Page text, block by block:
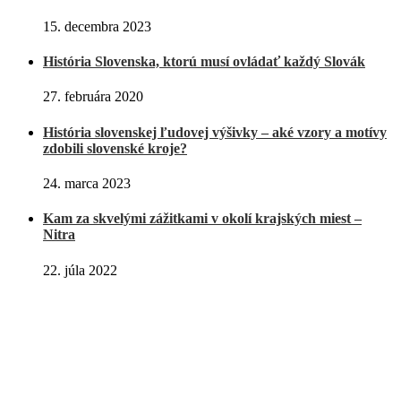
15. decembra 2023
História Slovenska, ktorú musí ovládať každý Slovák
27. februára 2020
História slovenskej ľudovej výšivky – aké vzory a motívy
zdobili slovenské kroje?
24. marca 2023
Kam za skvelými zážitkami v okolí krajských miest –
Nitra
22. júla 2022